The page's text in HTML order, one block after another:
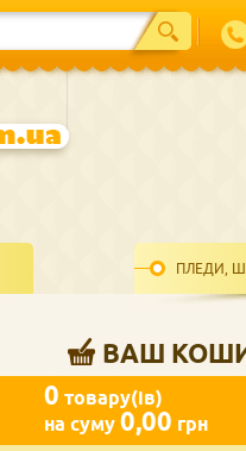
ПЛЕДИ,
ВАШ
0 товару(ів)
на суму0,00 грн